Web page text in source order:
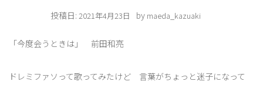
投稿日: 2021年4月23日 by maeda_kazuaki
「今度会うときは」 前田和亮
ドレミファソって歌ってみたけど 言葉がちょっと迷子になって